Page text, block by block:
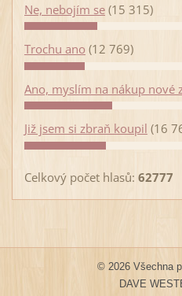
Ne, nebojím se (15 315)
Trochu ano (12 769)
Ano, myslím na nákup nové
Již jsem si zbraň koupil (16
Celkový počet hlasů: 62777
© 2026 Všechna
DAVE